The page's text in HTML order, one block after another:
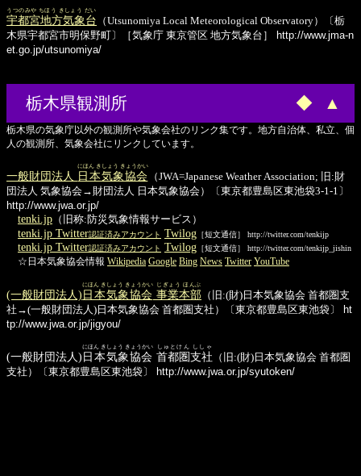
宇都宮地方気象台
うつのみや ちほう きしょう だい
（Utsunomiya Local Meteorological Observatory）〔栃
木県宇都宮市明保野町〕［気象庁 東京管区 地方気象台］
http://www.jma-n
et.go.jp/utsunomiya/
栃木県観測所 ◆ ▲
栃木県の気象庁以外の観測所や気象会社のリンク集です。地方自治体、私立、個
人の観測所、気象会社にリンクしています。
一般財団法人 日本気象協会
にほん きしょう きょうかい
（JWA=Japanese Weather Association; 旧:財
団法人 気象協会→財団法人 日本気象協会）〔東京都豊島区東池袋3-1-1〕
http://www.jwa.or.jp/
tenki.jp （旧称:防災気象情報サービス）
tenki.jp Twitter認証済みアカウント Twilog ［短文通信］ http://twitter.com/tenkijp
tenki.jp Twitter認証済みアカウント Twilog ［短文通信］ http://twitter.com/tenkijp_jishin
☆日本気象協会情報 Wikipedia Google Bing News Twitter YouTube
(一般財団法人)日本気象協会
にほん きしょう きょうかい
事業本部
じぎょう ほんぶ
（旧:(財)日本気象協会 首都圏支
社→(一般財団法人)日本気象協会 首都圏支社）〔東京都豊島区東池袋〕
ht
tp://www.jwa.or.jp/jigyou/
(一般財団法人)日本気象協会
にほん きしょう きょうかい
首都圏支社
しゅとけん ししゃ
（旧:(財)日本気象協会 首都圏
支社）〔東京都豊島区東池袋〕
http://www.jwa.or.jp/syutoken/